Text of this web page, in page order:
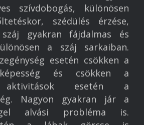
szívdobogás, különösen
szédülés érzése,
gyakran fájdalmas és
a száj sarkaiban.
esetén csökken a
és csökken a
aktivitások esetén a
Nagyon gyakran jár a
alvási probléma is.